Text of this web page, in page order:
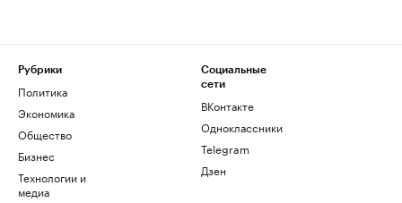
Рубрики
Политика
Экономика
Общество
Бизнес
Технологии и
медиа
Социальные
сети
ВКонтакте
Одноклассники
Telegram
Дзен